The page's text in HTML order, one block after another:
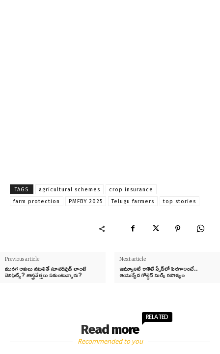
TAGS agricultural schemes
crop insurance
farm protection
PMFBY 2025 Telugu farmers top stories
Previous article
మునగ ఆకులు నమిలితే సూపర్‌ఫుడ్ లాంటి
బెనిఫిట్స్? శాస్త్రవేత్తలు ఏమంటున్నారు?
Next article
ఇమ్యూనిటీ రాకెట్ స్పీడ్‌లో పెరగాలంటే..
ఆయుర్వేద గోల్డెన్ మిల్క్ రహస్యం
Read more
RELATED
Recommended to you